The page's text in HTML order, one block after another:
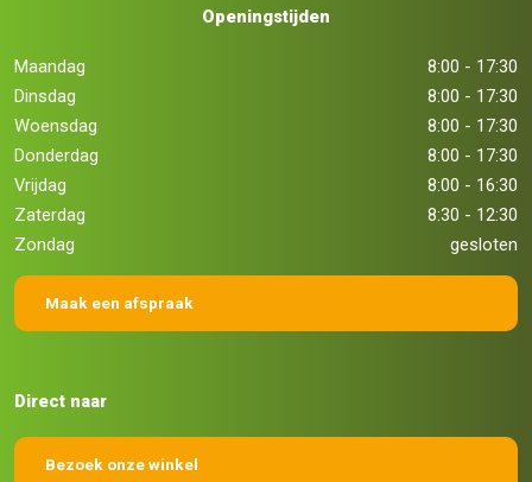
Openingstijden
Maandag
8:00 - 17:30
Dinsdag
8:00 - 17:30
Woensdag
8:00 - 17:30
Donderdag
8:00 - 17:30
Vrijdag
8:00 - 16:30
Zaterdag
8:30 - 12:30
Zondag
gesloten
Maak een afspraak
Direct naar
Bezoek onze winkel